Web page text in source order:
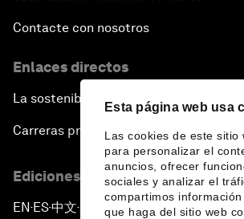
Esta página web usa
Las cookies de este sitio
para personalizar el
anuncios, ofrecer
sociales y analizar el
compartimos
que haga del sitio web
Contacte con nosotros
Enlaces directos
La sostenibilidad en el Foro
Carreras profesionales
Ediciones en otros idiomas
EN ▪ES▪中文▪ 日本語